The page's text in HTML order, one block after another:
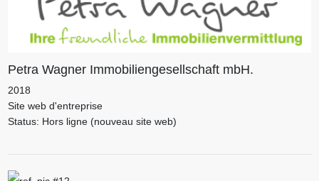
Petra Wagner Immobiliengesellschaft mbH.
2018
Site web d'entreprise
Status: Hors ligne (nouveau site web)